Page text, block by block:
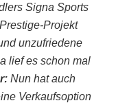
Signa Sports
Projekt
unzufriedene
lief es schon mal
Nun hat auch
Verkaufsoption